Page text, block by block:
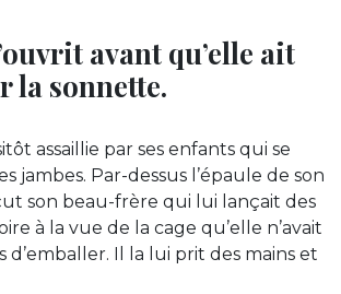
avant qu’elle ait
la sonnette.
assaillie par ses enfants qui se
jambes. Par-dessus l’épaule de son
son beau-frère qui lui lançait des
à la vue de la cage qu’elle n’avait
d’emballer. Il la lui prit des mains et